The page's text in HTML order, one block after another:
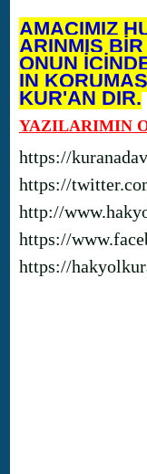
AMACIMIZ
ARINMIŞ
ONUN
IN
KUR'AN DIR.
YAZILARIMIN
https://
https://
http://
https://
https://